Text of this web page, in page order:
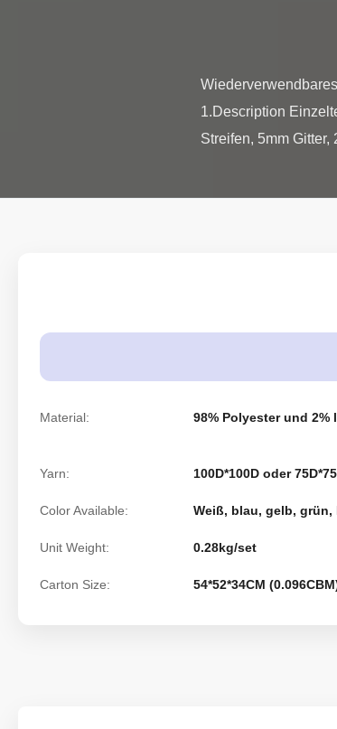
1.Description
Streifen, 5mm Gitter,
Material: 98% Polyester und 2%
Yarn: 100D*100D oder
Color Available: Weiß, blau, gelb, grün,
Unit Weight: 0.28kg/set
Carton Size: 54*52*34CM